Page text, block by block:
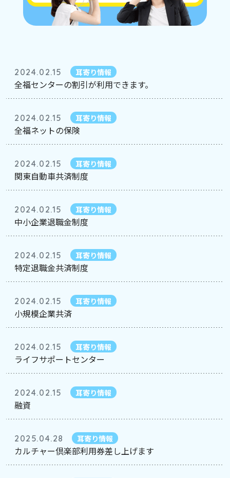
2024.02.15 耳寄り情報
全福センターの割引が利用できます。
2024.02.15 耳寄り情報
全福ネットの保険
2024.02.15 耳寄り情報
関東自動車共済制度
2024.02.15 耳寄り情報
中小企業退職金制度
2024.02.15 耳寄り情報
特定退職金共済制度
2024.02.15 耳寄り情報
小規模企業共済
2024.02.15 耳寄り情報
ライフサポートセンター
2024.02.15 耳寄り情報
融資
2025.04.28 耳寄り情報
カルチャー倶楽部利用券差し上げます